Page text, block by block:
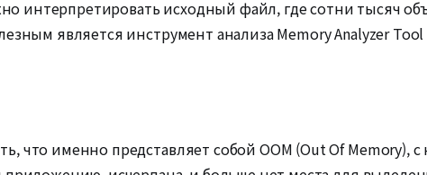
интерпретировать исходный файл, где сотни тысяч
является инструмент анализа Memory Analyzer
что именно представляет собой OOM (Out Of Memory),